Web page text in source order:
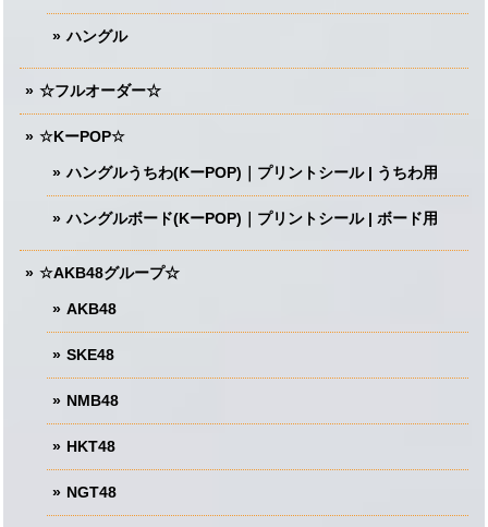
ハングル
☆フルオーダー☆
☆KーPOP☆
ハングルうちわ(KーPOP)｜プリントシール | うちわ用
ハングルボード(KーPOP)｜プリントシール | ボード用
☆AKB48グループ☆
AKB48
SKE48
NMB48
HKT48
NGT48